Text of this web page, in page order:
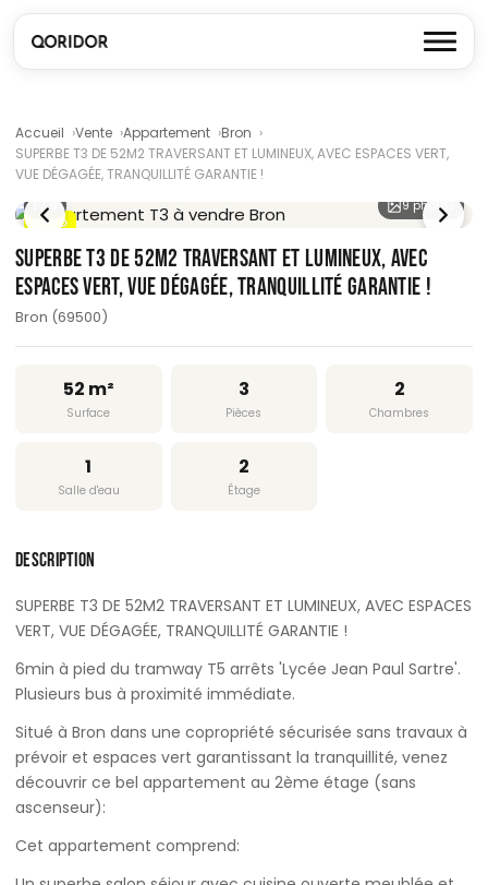
Accueil Vente Appartement
Bron
SUPERBE T3 DE 52M2 TRAVERSANT ET LUMINEUX, AVEC ESPACES VERT,
VUE DÉGAGÉE, TRANQUILLITÉ GARANTIE !
DPE D
/ 9 9 photos
SUPERBE T3 DE 52M2 TRAVERSANT ET LUMINEUX, AVEC
ESPACES VERT, VUE DÉGAGÉE, TRANQUILLITÉ GARANTIE !
Bron (69500)
52 m²
Surface
3
Pièces
2
Chambres
1
Salle d'eau
2
Étage
DESCRIPTION
SUPERBE T3 DE 52M2 TRAVERSANT ET LUMINEUX, AVEC ESPACES
VERT, VUE DÉGAGÉE, TRANQUILLITÉ GARANTIE !
6min à pied du tramway T5 arrêts 'Lycée Jean Paul Sartre'.
Plusieurs bus à proximité immédiate.
Situé à Bron dans une copropriété sécurisée sans travaux à
prévoir et espaces vert garantissant la tranquillité, venez
découvrir ce bel appartement au 2ème étage (sans
ascenseur):
Cet appartement comprend: